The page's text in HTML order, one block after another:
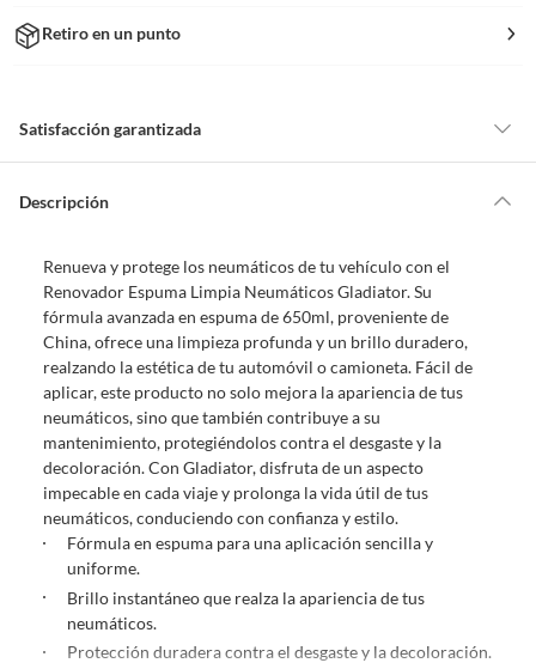
Retiro en un punto
Satisfacción garantizada
de la compra.
comprado por internet y que hay ciertas categorías que no tienen este
derecho:
Productos que, por su naturaleza, no puedan ser devueltos,
puedan deteriorarse o caducar con rapidez.
Confeccionados a la medida.
De uso personal.
En sodimac.cl te damos 30 días desde que recibes el producto
estar en perfecto estado, con todas sus etiquetas y sin uso, tal como te lo
entregamos.
Productos digitales que se entregan a través de una descarga
electrónica, por ejemplo, cupones de experiencia o programas
para el computador.
Productos a pedido o confeccionados a medida.
Productos que han sido informados como imperfectos, usados,
Descripción
Renueva y protege los neumáticos de tu vehículo con el
Renovador Espuma Limpia Neumáticos Gladiator. Su
fórmula avanzada en espuma de 650ml, proveniente de
China, ofrece una limpieza profunda y un brillo duradero,
realzando la estética de tu automóvil o camioneta. Fácil de
aplicar, este producto no solo mejora la apariencia de tus
neumáticos, sino que también contribuye a su
mantenimiento, protegiéndolos contra el desgaste y la
decoloración. Con Gladiator, disfruta de un aspecto
impecable en cada viaje y prolonga la vida útil de tus
neumáticos, conduciendo con confianza y estilo.
Fórmula en espuma para una aplicación sencilla y
uniforme.
Brillo instantáneo que realza la apariencia de tus
neumáticos.
Protección duradera contra el desgaste y la decoloración.